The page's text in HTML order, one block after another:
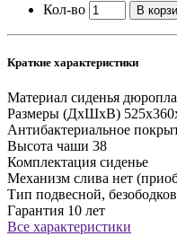
Кол-во В
Краткие характеристики
Материал сиденья
Размеры (ДхШхВ)
Антибактериальное
Высота чаши 38
Комплектация сиденье
Механизм слива нет
Тип подвесной,
Гарантия 10 лет
Все характеристики